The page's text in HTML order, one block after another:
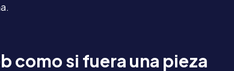
como si fuera una pieza